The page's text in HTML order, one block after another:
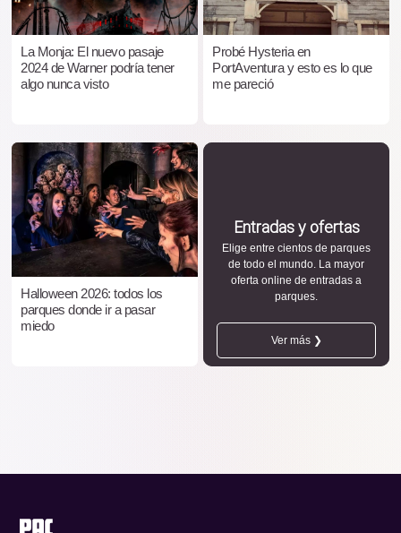
La Monja: El nuevo pasaje
2024 de Warner podría tener
algo nunca visto
Probé Hysteria en
PortAventura y esto es lo que
me pareció
Halloween 2026: todos los
parques donde ir a pasar
miedo
Entradas y ofertas
Elige entre cientos de parques
de todo el mundo. La mayor
oferta online de entradas a
parques.
Ver más ❯